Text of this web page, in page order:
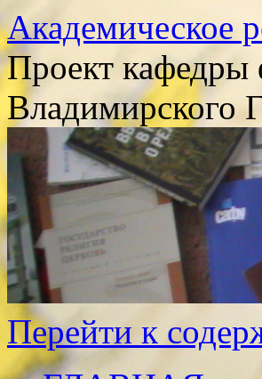
Академическое
Проект кафедры
Владимирского
Перейти к